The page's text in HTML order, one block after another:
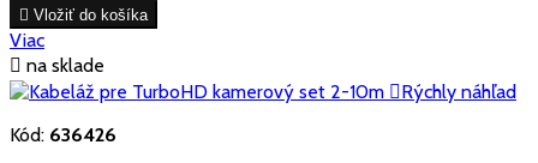
 Vložiť do košíka
Viac
 na sklade
Rýchly náhľad
Kód: 636426